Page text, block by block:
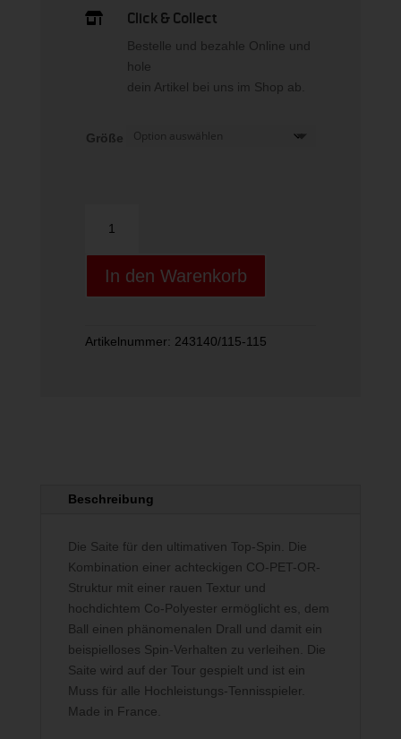
 Click & Collect
Bestelle und bezahle Online und
hole
dein Artikel bei uns im Shop ab.
Größe
ROUGH
Menge
In den Warenkorb
Artikelnummer: 243140/115-115
Beschreibung
Die Saite für den ultimativen Top-Spin. Die
Kombination einer achteckigen CO-PET-OR-
Struktur mit einer rauen Textur und
hochdichtem Co-Polyester ermöglicht es, dem
Ball einen phänomenalen Drall und damit ein
beispielloses Spin-Verhalten zu verleihen. Die
Saite wird auf der Tour gespielt und ist ein
Muss für alle Hochleistungs-Tennisspieler.
Made in France.